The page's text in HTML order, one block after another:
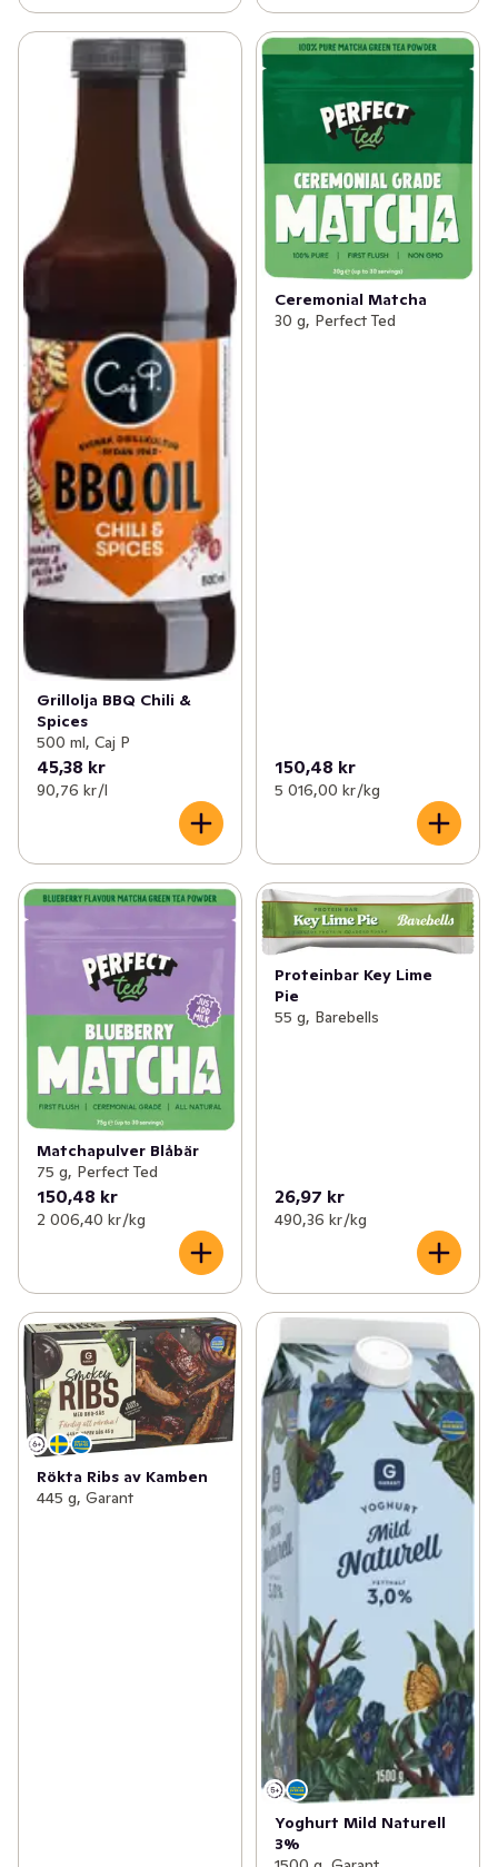
Grillolja BBQ Chili &
Spices
500 ml, Caj P
45,38 kr
90,76 kr /l
Ceremonial Matcha
30 g, Perfect Ted
150,48 kr
5 016,00 kr /kg
Matchapulver Blåbär
75 g, Perfect Ted
150,48 kr
2 006,40 kr /kg
Proteinbar Key Lime
Pie
55 g, Barebells
26,97 kr
490,36 kr /kg
Rökta Ribs av Kamben
445 g, Garant
Yoghurt Mild Naturell
3%